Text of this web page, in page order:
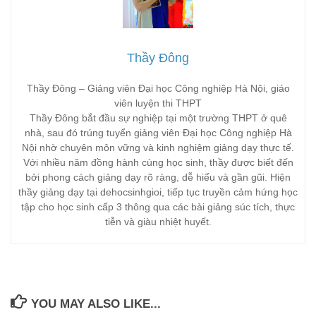
Thầy Đông
Thầy Đông – Giảng viên Đại học Công nghiệp Hà Nội, giáo
viên luyện thi THPT
Thầy Đông bắt đầu sự nghiệp tại một trường THPT ở quê
nhà, sau đó trúng tuyển giảng viên Đại học Công nghiệp Hà
Nội nhờ chuyên môn vững và kinh nghiệm giảng dạy thực tế.
Với nhiều năm đồng hành cùng học sinh, thầy được biết đến
bởi phong cách giảng dạy rõ ràng, dễ hiểu và gần gũi. Hiện
thầy giảng dạy tại dehocsinhgioi, tiếp tục truyền cảm hứng học
tập cho học sinh cấp 3 thông qua các bài giảng súc tích, thực
tiễn và giàu nhiệt huyết.
YOU MAY ALSO LIKE...